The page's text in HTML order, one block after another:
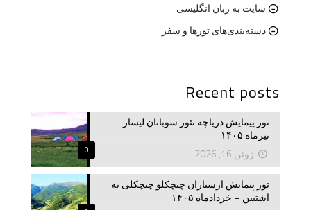
سایت به زبان انگلیسی
دسته‌بندی‌های تورها و سفر
Recent posts
0
تور پیمایش دریاچه نئور سوباتان لیسار –
تیرماه ۱۴۰۵
ژوئن 16, 2026
تور پیمایش ارسباران چیچکلو چیچکلی به
اشتبین – خردادماه ۱۴۰۵